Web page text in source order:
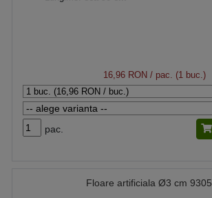
16,96 RON / pac. (1 buc.)
pac.
Floare artificiala Ø3 cm